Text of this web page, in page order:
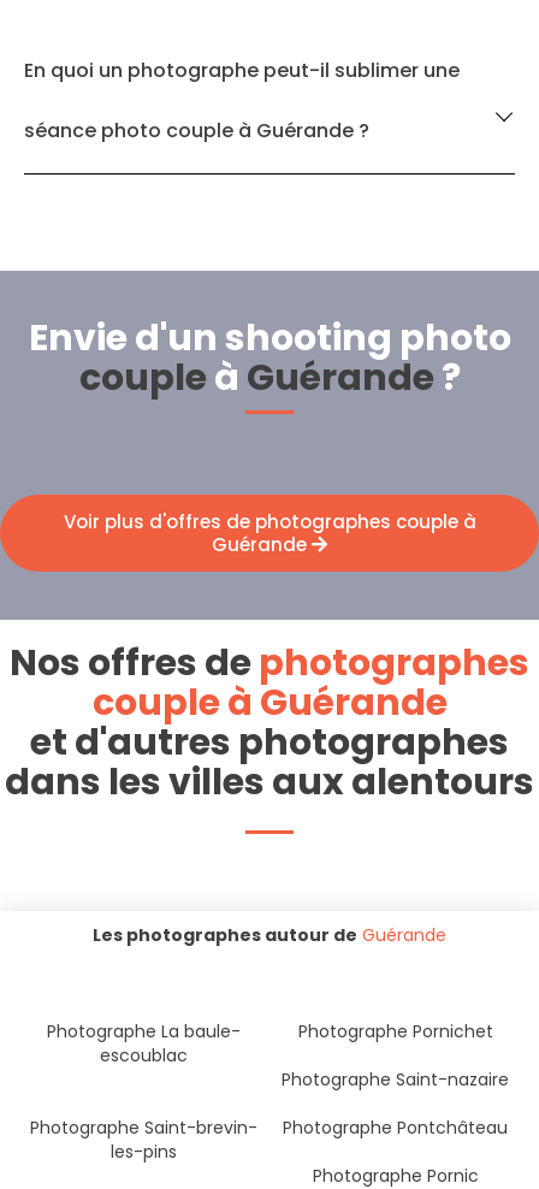
En quoi un photographe peut-il sublimer une
séance photo couple à Guérande ?
Envie d'un shooting photo
coupleà Guérande?
Voir plus d'offres de photographes couple à
Guérande
Nos offres dephotographes
couple à Guérande
et d'autres photographes
dans les villes aux alentours
Les photographes autour de Guérande
Photographe La baule-
escoublac
Photographe Pornichet
Photographe Saint-nazaire
Photographe Saint-brevin-
les-pins
Photographe Pontchâteau
Photographe Pornic